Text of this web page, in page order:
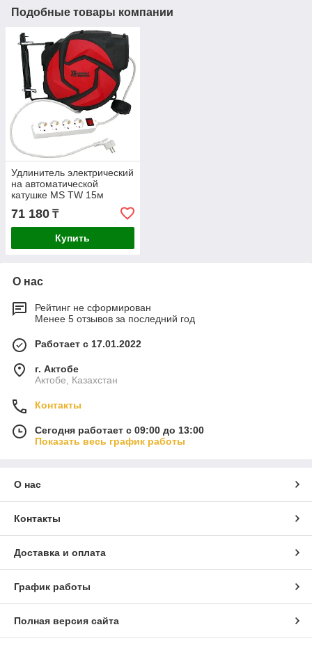
Подобные товары компании
Удлинитель электрический
на автоматической
катушке MS TW 15м
ZYE02-D15
71 180 ₸
Купить
О нас
Рейтинг не сформирован
Менее 5 отзывов за последний год
Работает с 17.01.2022
г. Актобе
Актобе, Казахстан
Контакты
Сегодня работает с 09:00 до 13:00
Показать весь график работы
О нас
Контакты
Доставка и оплата
График работы
Полная версия сайта